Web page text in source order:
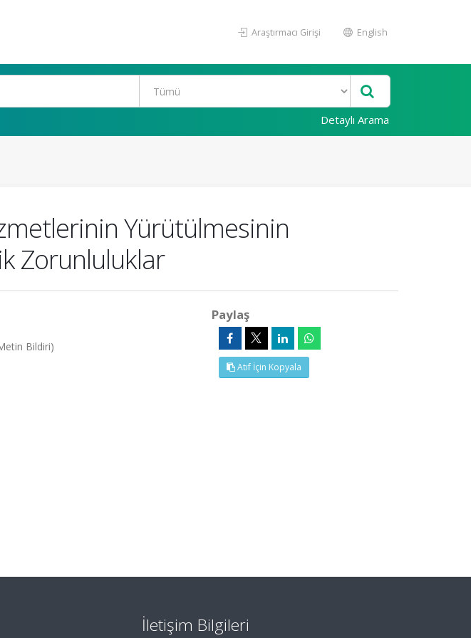
Araştırmacı Girişi English
Detaylı Arama
Yürütülmesinin
Zorunluluklar
Bildiri)
Paylaş
Atıf İçin Kopyala
İletişim Bilgileri